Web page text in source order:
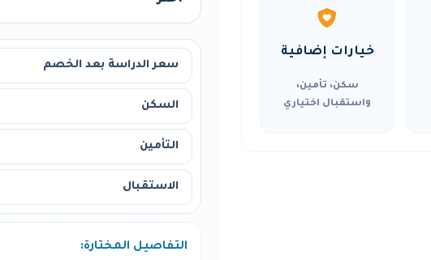
خيارات إضافية
سكن، تأمين،
واستقبال اختياري
سعر الدراسة بعد الخصم
السكن
التأمين
الاستقبال
التفاصيل المختارة: